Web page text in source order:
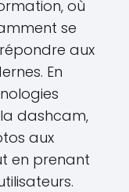
où
se
aux
En
dashcam,
aux
en prenant